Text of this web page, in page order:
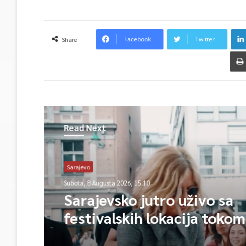
Share Facebook Twitter
Read Next
Sarajevo
Subota, 8 Augusta 2026, 15:10
Sarajevsko jutro uživo sa
festivalskih lokacija tokom
trajanja SFF-a